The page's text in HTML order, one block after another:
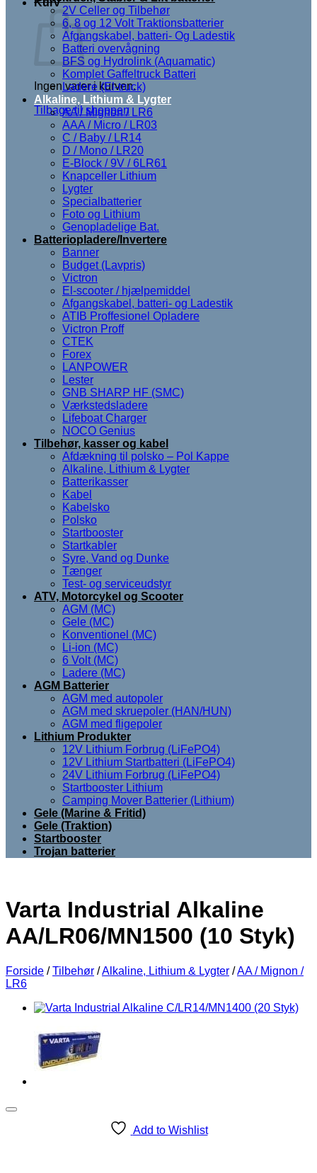
Kurv
Ingen varer i kurven.
Tilbage til shoppen
2V Celler og Tilbehør
6, 8 og 12 Volt Traktionsbatterier
Afgangskabel, batteri- Og Ladestik
Batteri overvågning
BFS og Hydrolink (Aquamatic)
Komplet Gaffeltruck Batteri
Ladere (El-truck)
Alkaline, Lithium & Lygter
AA / Mignon / LR6
AAA / Micro / LR03
C / Baby / LR14
D / Mono / LR20
E-Block / 9V / 6LR61
Knapceller Lithium
Lygter
Specialbatterier
Foto og Lithium
Genopladelige Bat.
Batteriopladere/Invertere
Banner
Budget (Lavpris)
Victron
El-scooter / hjælpemiddel
Afgangskabel, batteri- og Ladestik
ATIB Proffesionel Opladere
Victron Proff
CTEK
Forex
LANPOWER
Lester
GNB SHARP HF (SMC)
Værkstedsladere
Lifeboat Charger
NOCO Genius
Tilbehør, kasser og kabel
Afdækning til polsko – Pol Kappe
Alkaline, Lithium & Lygter
Batterikasser
Kabel
Kabelsko
Polsko
Startbooster
Startkabler
Syre, Vand og Dunke
Tænger
Test- og serviceudstyr
ATV, Motorcykel og Scooter
AGM (MC)
Gele (MC)
Konventionel (MC)
Li-ion (MC)
6 Volt (MC)
Ladere (MC)
AGM Batterier
AGM med autopoler
AGM med skruepoler (HAN/HUN)
AGM med fligepoler
Lithium Produkter
12V Lithium Forbrug (LiFePO4)
12V Lithium Startbatteri (LiFePO4)
24V Lithium Forbrug (LiFePO4)
Startbooster Lithium
Camping Mover Batterier (Lithium)
Gele (Marine & Fritid)
Gele (Traktion)
Startbooster
Trojan batterier
Varta Industrial Alkaline
AA/LR06/MN1500 (10 Styk)
Forside / Tilbehør /Alkaline, Lithium & Lygter /AA / Mignon /
LR6
Add to Wishlist